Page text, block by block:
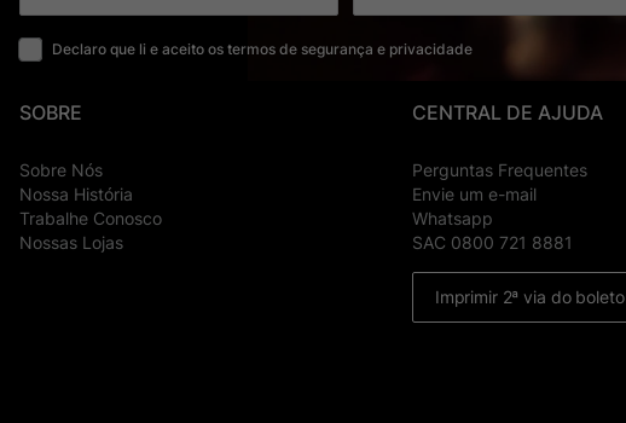
Declaro que li e aceito os termos de segurança e privacidade
SOBRE
Sobre Nós
Nossa História
Trabalhe Conosco
Nossas Lojas
CENTRAL DE AJUDA
Perguntas Frequentes
Envie um e-mail
Whatsapp
SAC 0800 721 8881
Imprimir 2ª via do boleto